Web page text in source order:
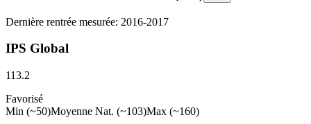
Dernière rentrée mesurée: 2016-2017
IPS Global
113.2
Favorisé
Min (~50)Moyenne Nat. (~103)Max (~160)